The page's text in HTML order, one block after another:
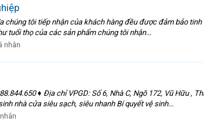
tôi tiếp nhận của khách hàng đều được đảm bảo
tuổi thọ của các sản phẩm chúng tôi nhận...
nhân
♦ Địa chỉ VPGD: Số 6, Nhà C, Ngõ 172, Vũ Hữu ,
nhà cửa siêu sạch, siêu nhanh Bí quyết vệ sinh...